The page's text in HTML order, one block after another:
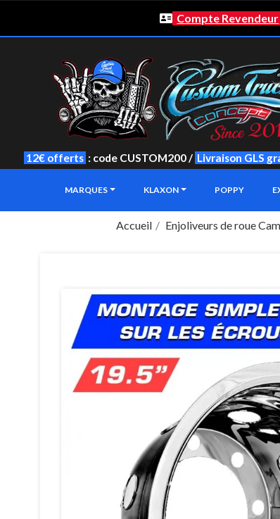
Compte Revendeur
12€ offerts : code CUSTOM200 / Livraison GLS
MARQUES KLAXON POPPY
Accueil Enjoliveurs de roue